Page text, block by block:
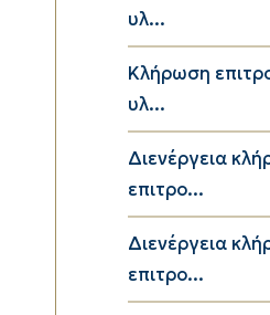
υλ...
Κλήρωση
υλ...
Διενέργεια
επιτρο...
Διενέργεια
επιτρο...